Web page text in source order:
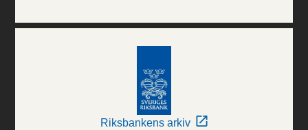
Riksbankens arkiv